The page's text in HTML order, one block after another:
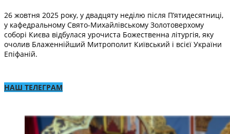
26 жовтня 2025 року, у двадцяту неділю після П’ятидесятниці,
у кафедральному Свято-Михайлівському Золотоверхому
соборі Києва відбулася урочиста Божественна літургія, яку
очолив Блаженнійший Митрополит Київський і всієї України
Епіфаній.
НАШ ТЕЛЕГРАМ